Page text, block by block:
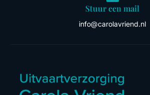
Stuur een mail
info@carolavriend.nl